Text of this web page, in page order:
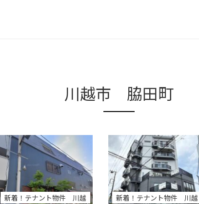
川越市 脇田町
新着！テナント物件 川越
新着！テナント物件 川越